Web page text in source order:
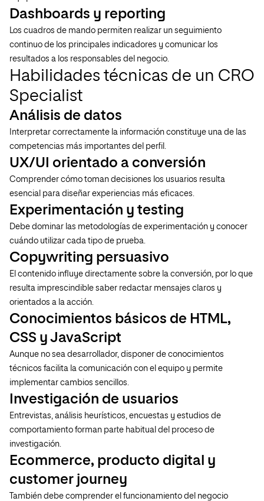
Dashboards y reporting
Los cuadros de mando permiten realizar un seguimiento
continuo de los principales indicadores y comunicar los
resultados a los responsables del negocio.
Habilidades técnicas de un CRO
Specialist
Análisis de datos
Interpretar correctamente la información constituye una de las
competencias más importantes del perfil.
UX/UI orientado a conversión
Comprender cómo toman decisiones los usuarios resulta
esencial para diseñar experiencias más eficaces.
Experimentación y testing
Debe dominar las metodologías de experimentación y conocer
cuándo utilizar cada tipo de prueba.
Copywriting persuasivo
El contenido influye directamente sobre la conversión, por lo que
resulta imprescindible saber redactar mensajes claros y
orientados a la acción.
Conocimientos básicos de HTML,
CSS y JavaScript
Aunque no sea desarrollador, disponer de conocimientos
técnicos facilita la comunicación con el equipo y permite
implementar cambios sencillos.
Investigación de usuarios
Entrevistas, análisis heurísticos, encuestas y estudios de
comportamiento forman parte habitual del proceso de
investigación.
Ecommerce, producto digital y
customer journey
También debe comprender el funcionamiento del negocio